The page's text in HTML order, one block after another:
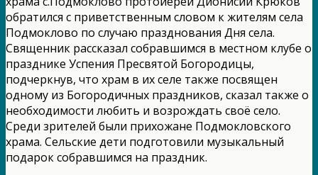
обратился с приветственным словом к жителям села
Подмоклово по случаю празднования Дня села.
Священник рассказал собравшимся в местном клубе о
празднике Успения Пресвятой Богородицы,
подчеркнув, что храм в их селе также посвящен
одному из Богородичных праздников, сказал также о
необходимости любить и возрождать своё село.
Среди зрителей были прихожане Подмокловского
храма. Сельские дети подготовили музыкальный
подарок собравшимся на праздник.